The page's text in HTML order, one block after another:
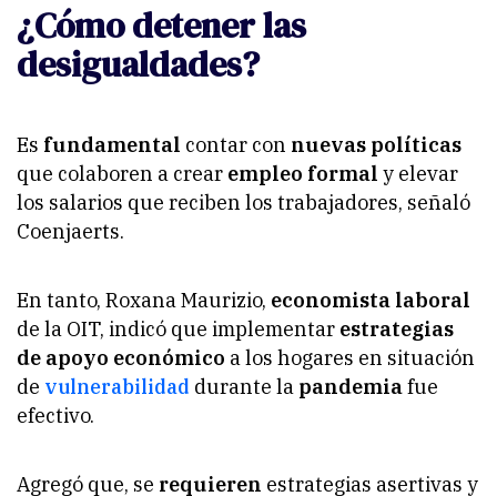
¿Cómo detener las
desigualdades?
Es fundamental contar con nuevas políticas
que colaboren a crear empleo formal y elevar
los salarios que reciben los trabajadores, señaló
Coenjaerts.
En tanto, Roxana Maurizio, economista laboral
de la OIT, indicó que implementar estrategias
de apoyo económico a los hogares en situación
de vulnerabilidad durante la pandemiafue
efectivo.
Agregó que, se requieren estrategias asertivas y